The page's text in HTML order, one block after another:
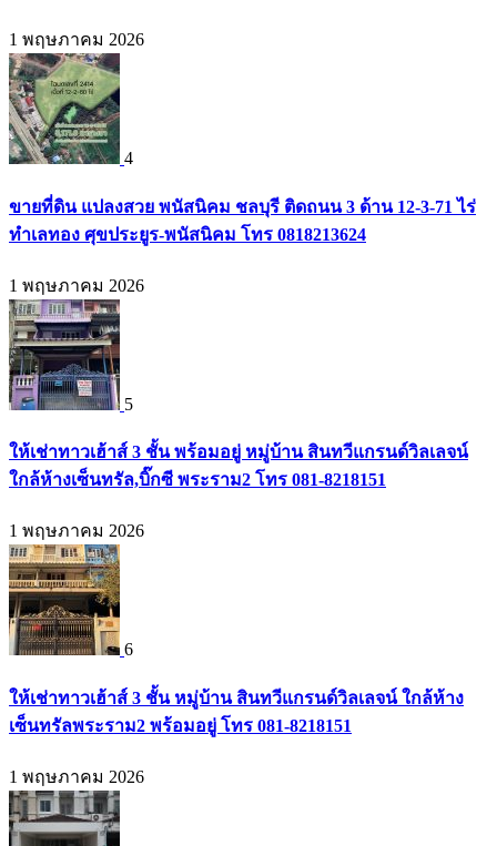
1 พฤษภาคม 2026
4
ขายที่ดิน แปลงสวย พนัสนิคม ชลบุรี ติดถนน 3 ด้าน 12-3-71 ไร่
ทำเลทอง ศุขประยูร-พนัสนิคม โทร 0818213624
1 พฤษภาคม 2026
5
ให้เช่าทาวเฮ้าส์ 3 ชั้น พร้อมอยู่ หมู่บ้าน สินทวีแกรนด์วิลเลจน์
ใกล้ห้างเซ็นทรัล,บิ๊กซี พระราม2 โทร 081-8218151
1 พฤษภาคม 2026
6
ให้เช่าทาวเฮ้าส์ 3 ชั้น หมู่บ้าน สินทวีแกรนด์วิลเลจน์ ใกล้ห้าง
เซ็นทรัลพระราม2 พร้อมอยู่ โทร 081-8218151
1 พฤษภาคม 2026